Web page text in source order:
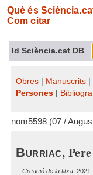
Què és
Com citar
Id Sciència.cat DB
Obres Manuscrits
Persones
nom5598 (07 /
Burriac,
Creació de la fitxa: